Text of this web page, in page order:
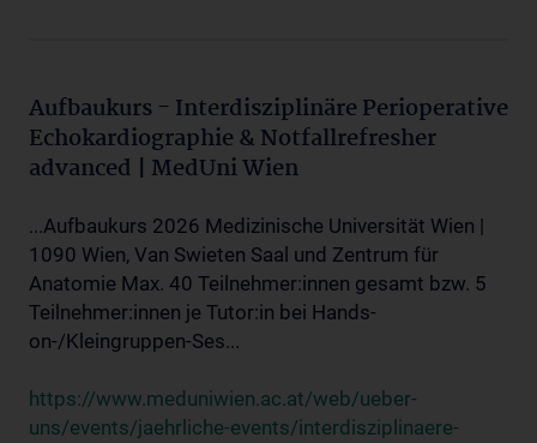
Aufbaukurs - Interdisziplinäre Perioperative
Echokardiographie & Notfallrefresher
advanced | MedUni Wien
...Aufbaukurs 2026 Medizinische Universität Wien |
1090 Wien, Van Swieten Saal und Zentrum für
Anatomie Max. 40 Teilnehmer:innen gesamt bzw. 5
Teilnehmer:innen je Tutor:in bei Hands-
on-/Kleingruppen-Ses...
https://www.meduniwien.ac.at/web/ueber-
uns/events/jaehrliche-events/interdisziplinaere-